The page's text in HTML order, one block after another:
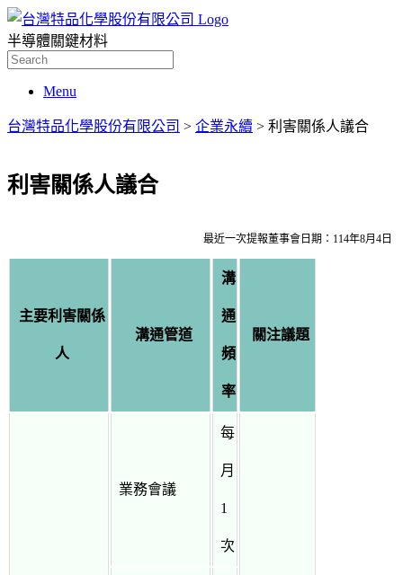
半導體關鍵材料
Search
for:
Menu
台灣特品化學股份有限公司 > 企業永續 > 利害關係人議合
利害關係人議合
最近一次提報董事會日期：114年8月4日
主要利害關係
人
溝通管道
溝
通
頻
率
關注議題
業務會議
每
月
1
次